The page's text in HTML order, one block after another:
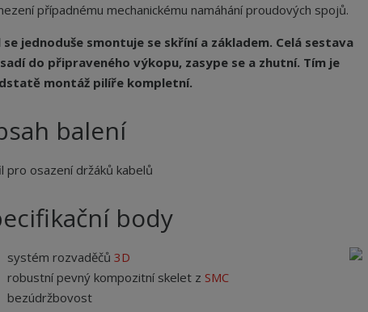
případnému mechanickému namáhání proudových spojů.
se jednoduše smontuje se skříní a základem. Celá sestava
do připraveného výkopu, zasype se a zhutní. Tím je
montáž pilíře kompletní.
balení
pro osazení držáků kabelů
body
systém rozvaděčů 3D
robustní pevný kompozitní skelet z SMC
bezúdržbovost